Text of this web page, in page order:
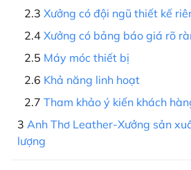
Xưởng có đội ngũ thiết kế
Xưởng có bảng báo giá rõ
Máy móc thiết bị
Khả năng linh hoạt
Tham khảo ý kiến khách
Anh Thơ Leather-Xưởng sản
lượng